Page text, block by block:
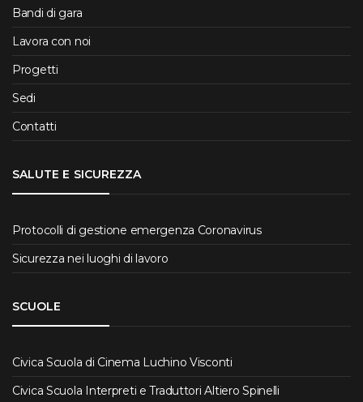
Bandi di gara
Lavora con noi
Progetti
Sedi
Contatti
SALUTE E SICUREZZA
Protocolli di gestione emergenza Coronavirus
Sicurezza nei luoghi di lavoro
SCUOLE
Civica Scuola di Cinema Luchino Visconti
Civica Scuola Interpreti e Traduttori Altiero Spinelli